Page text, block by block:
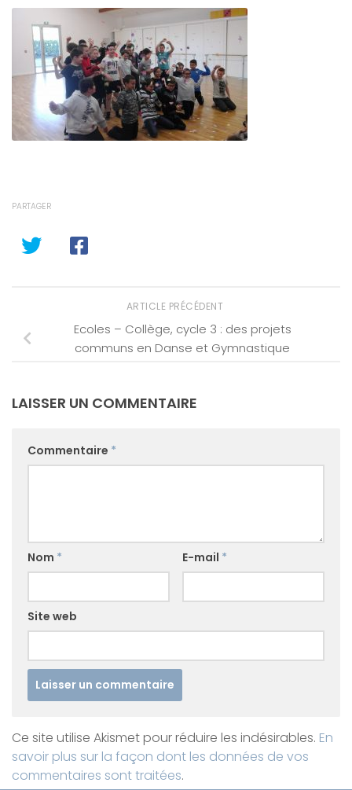
PARTAGER
ARTICLE PRÉCÉDENT
Ecoles – Collège, cycle 3 : des projets
communs en Danse et Gymnastique
LAISSER UN COMMENTAIRE
Commentaire *
Nom * E-mail *
Site web
Ce site utilise Akismet pour réduire les indésirables. En
savoir plus sur la façon dont les données de vos
commentaires sont traitées.